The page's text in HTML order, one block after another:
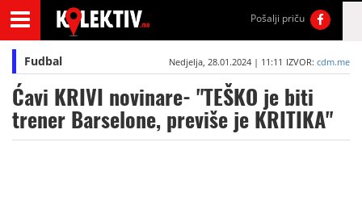
Pošalji priču
Fudbal Nedjelja, 28.01.2024 | 11:11 IZVOR: cdm.me
Ćavi KRIVI novinare- "TEŠKO je biti
trener Barselone, previše je KRITIKA"